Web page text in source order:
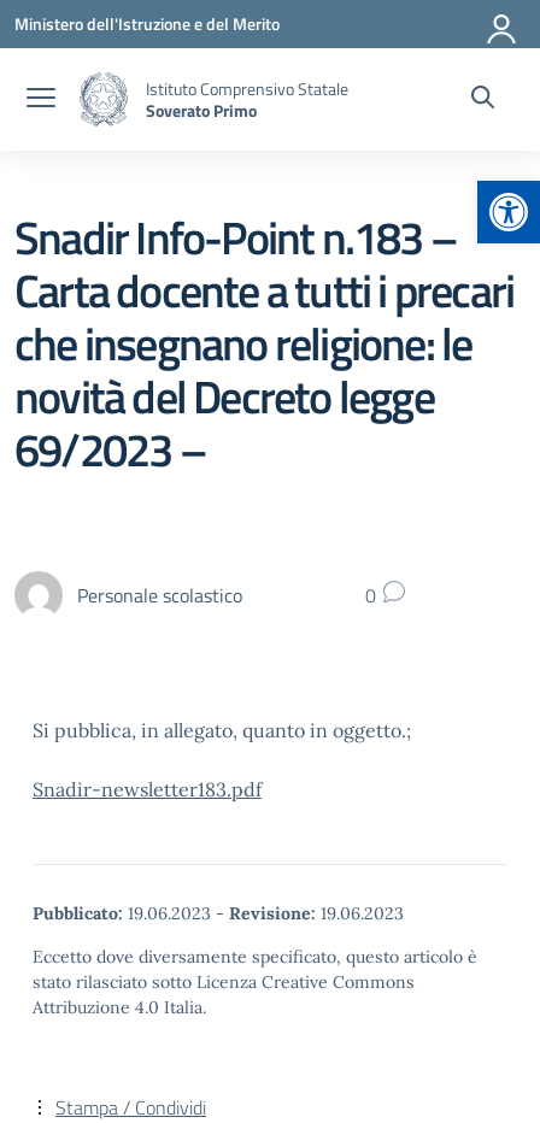
Vai ai contenuti
Vai al menu di navigazione
Vai al footer
Ministero dell'Istruzione e del Merito
Istituto Comprensivo Statale
Soverato Primo
Snadir Info-Point n.183 –
Carta docente a tutti i precari
che insegnano religione: le
novità del Decreto legge
69/2023 –
Personale scolastico 0
Si pubblica, in allegato, quanto in oggetto.;
Snadir-newsletter183.pdf
Pubblicato: 19.06.2023 - Revisione: 19.06.2023
Eccetto dove diversamente specificato, questo articolo è
stato rilasciato sotto Licenza Creative Commons
Attribuzione 4.0 Italia.
Stampa / Condividi